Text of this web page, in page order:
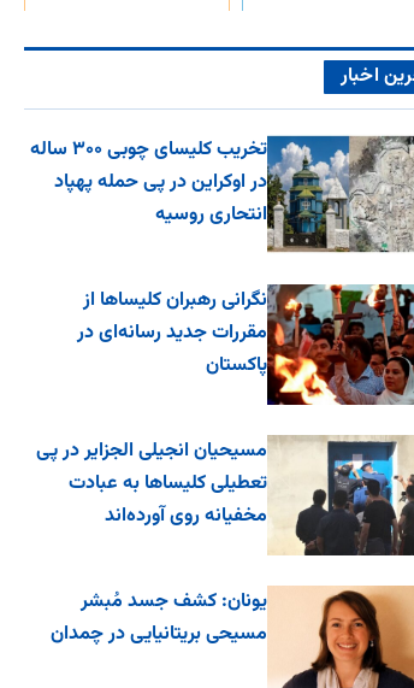
اخبار
تخریب کلیسای چوبی ۳۰۰ ساله
در اوکراین در پی حمله پهپاد
انتحاری روسیه
نگرانی رهبران کلیساها از
مقررات جدید رسانه‌ای در
پاکستان
مسیحیان انجیلی الجزایر در پی
تعطیلی کلیساها به عبادت
مخفیانه روی آورده‌اند
یونان: کشف جسد مُبشر
مسیحی بریتانیایی در چمدان